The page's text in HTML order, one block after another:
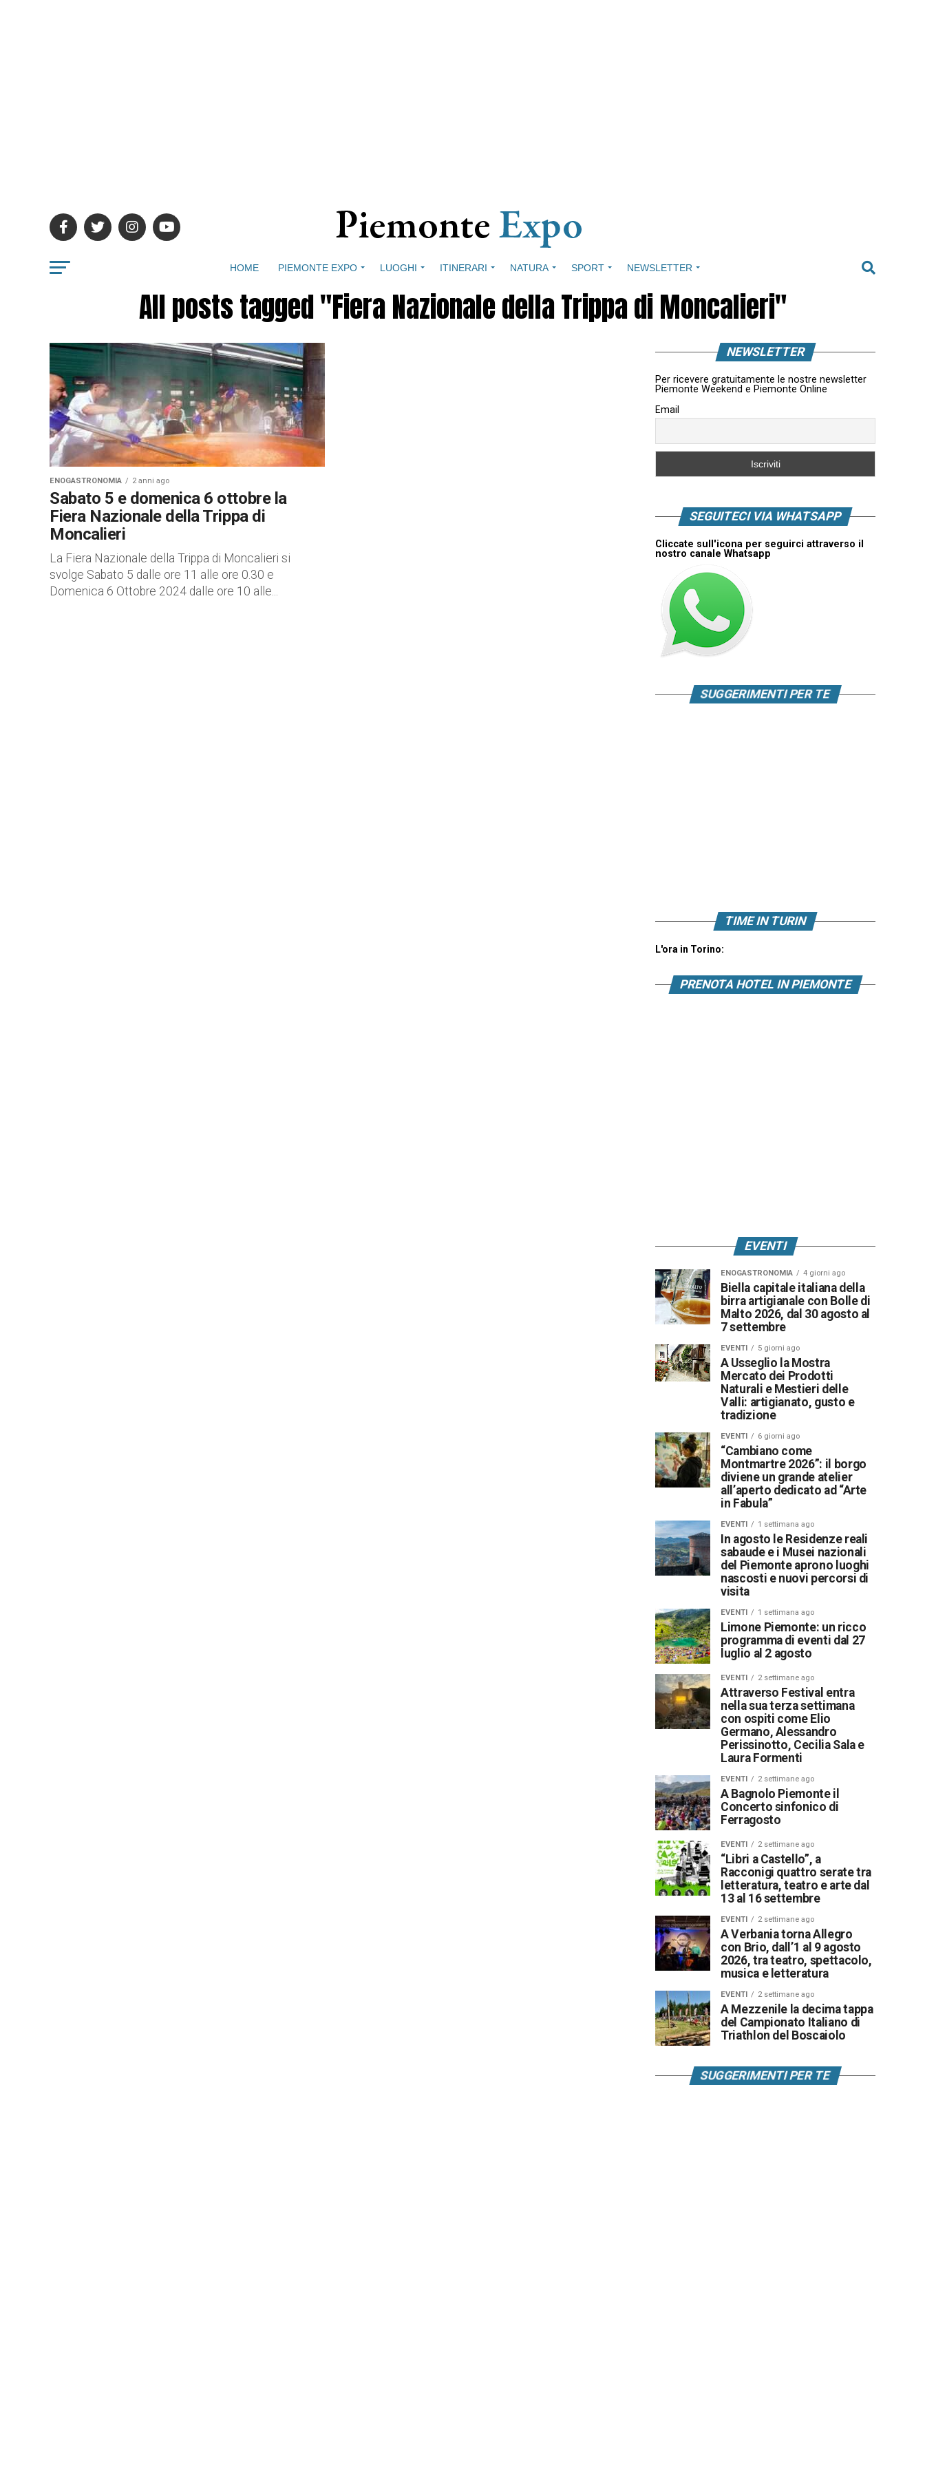
HOME PIEMONTE EXPO LUOGHI ITINERARI NATURA SPORT NEWSLETTER
All posts tagged "Fiera Nazionale della Trippa di Moncalieri"
ENOGASTRONOMIA 2 anni ago
Sabato 5 e domenica 6 ottobre la
Fiera Nazionale della Trippa di
Moncalieri
La Fiera Nazionale della Trippa di Moncalieri si
svolge Sabato 5 dalle ore 11 alle ore 0.30 e
Domenica 6 Ottobre 2024 dalle ore 10 alle...
NEWSLETTER
Per ricevere gratuitamente le nostre newsletter
Piemonte Weekend e Piemonte Online
Email
SEGUITECI VIA WHATSAPP
Cliccate sull'icona per seguirci attraverso il
nostro canale Whatsapp
SUGGERIMENTI PER TE
TIME IN TURIN
L'ora in Torino:
PRENOTA HOTEL IN PIEMONTE
EVENTI
ENOGASTRONOMIA 4 giorni ago
Biella capitale italiana della
birra artigianale con Bolle di
Malto 2026, dal 30 agosto al
7 settembre
EVENTI 5 giorni ago
A Usseglio la Mostra
Mercato dei Prodotti
Naturali e Mestieri delle
Valli: artigianato, gusto e
tradizione
EVENTI 6 giorni ago
“Cambiano come
Montmartre 2026”: il borgo
diviene un grande atelier
all’aperto dedicato ad “Arte
in Fabula”
EVENTI 1 settimana ago
In agosto le Residenze reali
sabaude e i Musei nazionali
del Piemonte aprono luoghi
nascosti e nuovi percorsi di
visita
EVENTI 1 settimana ago
Limone Piemonte: un ricco
programma di eventi dal 27
luglio al 2 agosto
EVENTI 2 settimane ago
Attraverso Festival entra
nella sua terza settimana
con ospiti come Elio
Germano, Alessandro
Perissinotto, Cecilia Sala e
Laura Formenti
EVENTI 2 settimane ago
A Bagnolo Piemonte il
Concerto sinfonico di
Ferragosto
EVENTI 2 settimane ago
“Libri a Castello”, a
Racconigi quattro serate tra
letteratura, teatro e arte dal
13 al 16 settembre
EVENTI 2 settimane ago
A Verbania torna Allegro
con Brio, dall’1 al 9 agosto
2026, tra teatro, spettacolo,
musica e letteratura
EVENTI 2 settimane ago
A Mezzenile la decima tappa
del Campionato Italiano di
Triathlon del Boscaiolo
SUGGERIMENTI PER TE